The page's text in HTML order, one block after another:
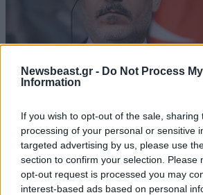
Newsbeast.gr - Do Not Process
Information
If you wish to opt-out of the sale, sharing
processing of your personal or sensitive
targeted advertising by us, please use
section to confirm your selection. Please
opt-out request is processed you may
interest-based ads based on personal
Προκλητικό παραλήρημα
την επέτειο του Αττίλα ΙΙ: «Η
στους Τούρκους στρατιώτες»